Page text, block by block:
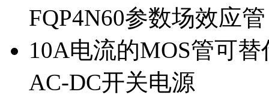
FQP4N60参数场效应
10A电流的MOS管可
AC-DC开关电源